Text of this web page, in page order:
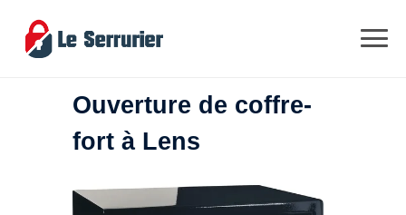
Ouverture de coffre-
fort à Lens